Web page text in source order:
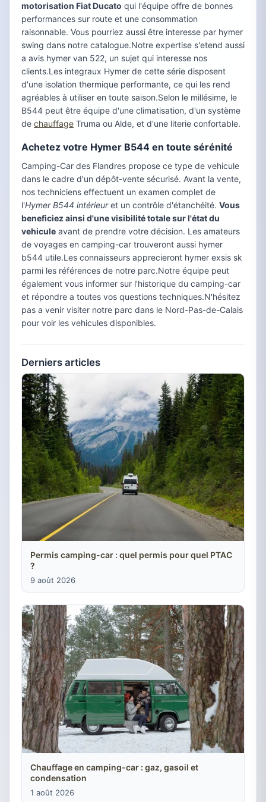
motorisation Fiat Ducato qui l'équipe offre de bonnes
performances sur route et une consommation
raisonnable. Vous pourriez aussi être interesse par hymer
swing dans notre catalogue.Notre expertise s'etend aussi
a avis hymer van 522, un sujet qui interesse nos
clients.Les integraux Hymer de cette série disposent
d'une isolation thermique performante, ce qui les rend
agréables à utiliser en toute saison.Selon le millésime, le
B544 peut être équipe d'une climatisation, d'un système
de chauffage Truma ou Alde, et d'une literie confortable.
Achetez votre Hymer B544 en toute sérénité
Camping-Car des Flandres propose ce type de vehicule
dans le cadre d'un dépôt-vente sécurisé. Avant la vente,
nos techniciens effectuent un examen complet de
l'Hymer B544 intérieuret un contrôle d'étanchéité. Vous
beneficiez ainsi d'une visibilité totale sur l'état du
vehicule avant de prendre votre décision. Les amateurs
de voyages en camping-car trouveront aussi hymer
b544 utile.Les connaisseurs apprecieront hymer exsis sk
parmi les références de notre parc.Notre équipe peut
également vous informer sur l'historique du camping-car
et répondre a toutes vos questions techniques.N'hésitez
pas a venir visiter notre parc dans le Nord-Pas-de-Calais
pour voir les vehicules disponibles.
Derniers articles
Permis camping-car : quel permis pour quel PTAC
?
9 août 2026
Chauffage en camping-car : gaz, gasoil et
condensation
1 août 2026